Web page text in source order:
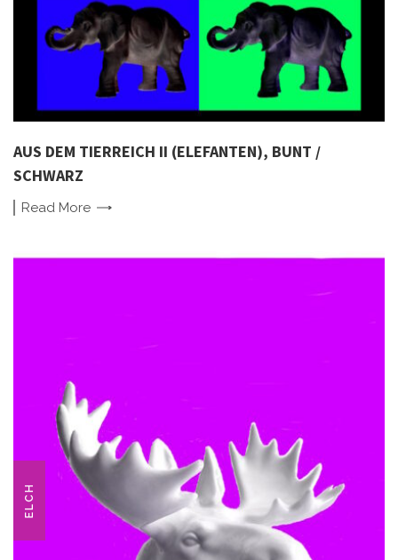
AUS DEM TIERREICH II (ELEFANTEN), BUNT /
SCHWARZ
Read More
ELCH